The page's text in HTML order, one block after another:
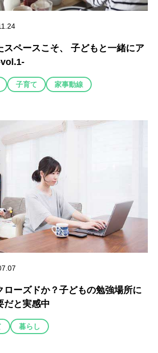
スペースこそ、 子どもと一緒にア
子育て 家事動線
ローズドか？子どもの勉強場所に
だと実感中
暮らし